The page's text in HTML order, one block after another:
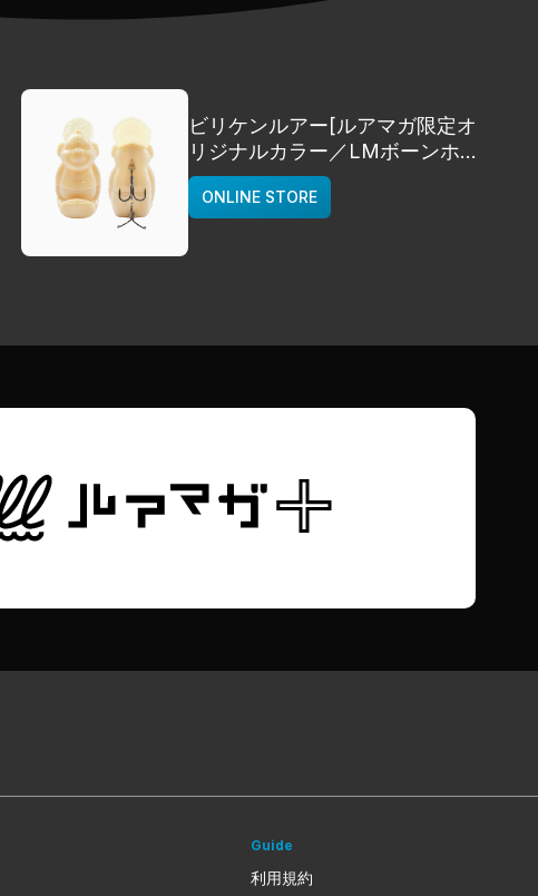
ビリケンルアー[ルアマガ限定オ
リジナルカラー／LMボーンホワ
イト]
deps
ONLINE STORE
Guide
利用規約